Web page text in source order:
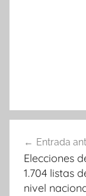
de
entradas
Entrada
Elecciones
1.704 listas
nivel